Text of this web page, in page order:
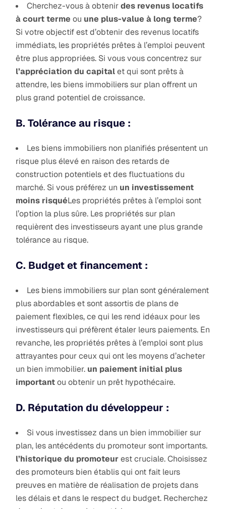
Cherchez-vous à obtenirdes revenus locatifs
à court terme ou une plus-value à long terme?
Si votre objectif est d’obtenir des revenus locatifs
immédiats, les propriétés prêtes à l’emploi peuvent
être plus appropriées. Si vous vous concentrez sur
l’appréciation du capitalet qui sont prêts à
attendre, les biens immobiliers sur plan offrent un
plus grand potentiel de croissance.
B. Tolérance au risque :
Les biens immobiliers non planifiés présentent un
risque plus élevé en raison des retards de
construction potentiels et des fluctuations du
marché. Si vous préférez un un investissement
moins risquéLes propriétés prêtes à l’emploi sont
l’option la plus sûre. Les propriétés sur plan
requièrent des investisseurs ayant une plus grande
tolérance au risque.
C. Budget et financement :
Les biens immobiliers sur plan sont généralement
plus abordables et sont assortis de plans de
paiement flexibles, ce qui les rend idéaux pour les
investisseurs qui préfèrent étaler leurs paiements. En
revanche, les propriétés prêtes à l’emploi sont plus
attrayantes pour ceux qui ont les moyens d’acheter
un bien immobilier. un paiement initial plus
importantou obtenir un prêt hypothécaire.
D. Réputation du développeur :
Si vous investissez dans un bien immobilier sur
plan, les antécédents du promoteur sont importants.
l’historique du promoteurest cruciale. Choisissez
des promoteurs bien établis qui ont fait leurs
preuves en matière de réalisation de projets dans
les délais et dans le respect du budget. Recherchez